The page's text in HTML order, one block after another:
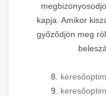
kapja. Amikor
győződjön meg
8.
9.